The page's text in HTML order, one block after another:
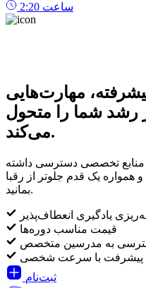
2:20 ساعت
مهارت‌هایی
رشد شما را متحول
می‌کند.
منابع تخصصی دسترسی داشته
و همواره یک قدم جلوتر از رقبا
بمانید.
یادگیری انعطاف‌پذیر
قیمت مناسب دوره‌ها
به مدرسین متخصص
پیشرفت با سرعت شخصی
ثبت‌نام